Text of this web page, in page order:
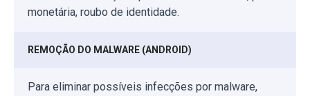
monetária, roubo de identidade.
REMOÇÃO DO MALWARE (ANDROID)
Para eliminar possíveis infecções por malware,